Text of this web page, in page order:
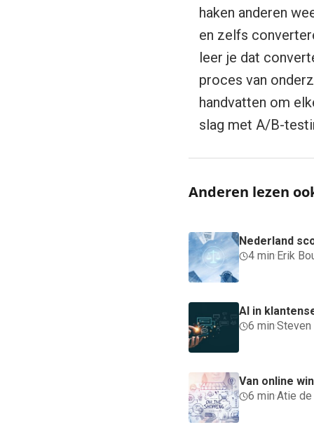
haken anderen
en zelfs
leer je dat
proces van
handvatten om
slag met A/B-
Anderen lezen
Nederland
4 min· Erik
AI in
6 min·
Van online
6 min·Atie